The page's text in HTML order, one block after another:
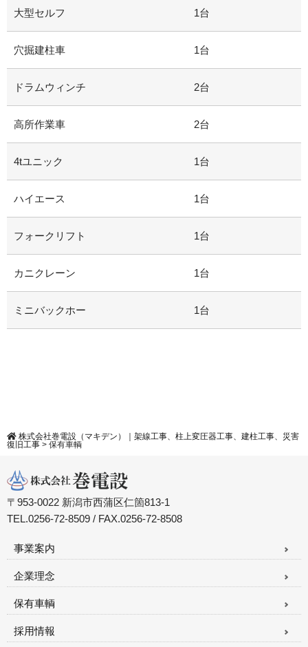
大型セルフ 1台
穴掘建柱車 1台
ドラムウィンチ 2台
高所作業車 2台
4tユニック 1台
ハイエース 1台
フォークリフト 1台
カニクレーン 1台
ミニバックホー 1台
株式会社巻電設（マキデン）｜架線工事、柱上変圧器工事、建柱工事、災害
復旧工事 > 保有車輌
〒953-0022 新潟市西蒲区仁箇813-1
TEL.0256-72-8509 / FAX.0256-72-8508
事業案内
企業理念
保有車輌
採用情報